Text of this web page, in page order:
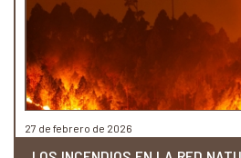
27 de febrero de 2026